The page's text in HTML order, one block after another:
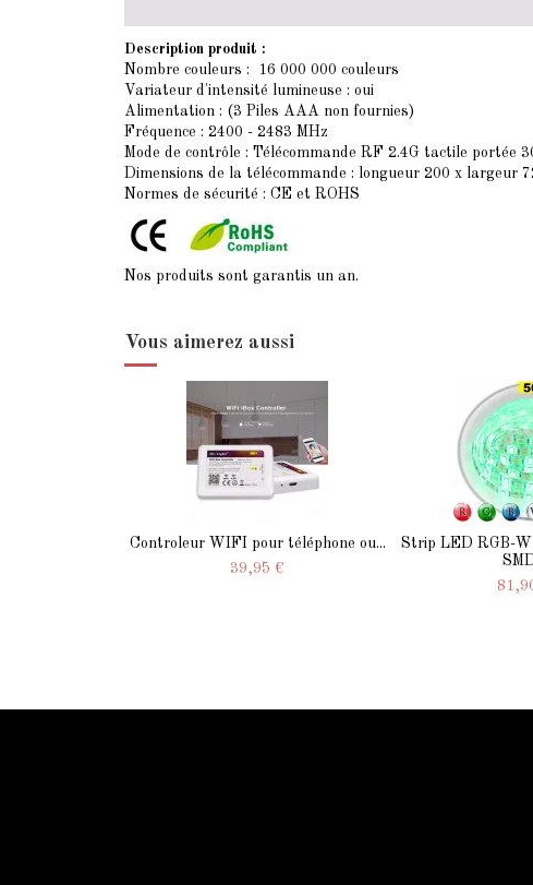
Description produit :
Nombre couleurs : 16 000 000 couleurs
Variateur d'intensité lumineuse : oui
Alimentation : (3 Piles AAA non fournies)
Fréquence : 2400 - 2483 MHz
Mode de contrôle : Télécommande RF 2.4G tactile portée
Dimensions de la télécommande : longueur 200 x largeur
Normes de sécurité : CE et ROHS
Nos produits sont garantis un an.
Vous aimerez aussi
Controleur WIFI pour téléphone ou...
39,95 €
Strip LED RGB-